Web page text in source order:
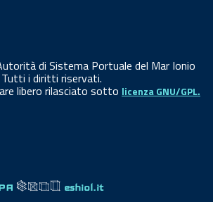
di Sistema Portuale del Mar Ionio
i diritti riservati.
libero rilasciato sotto licenza GNU/GPL.
eshiol.it